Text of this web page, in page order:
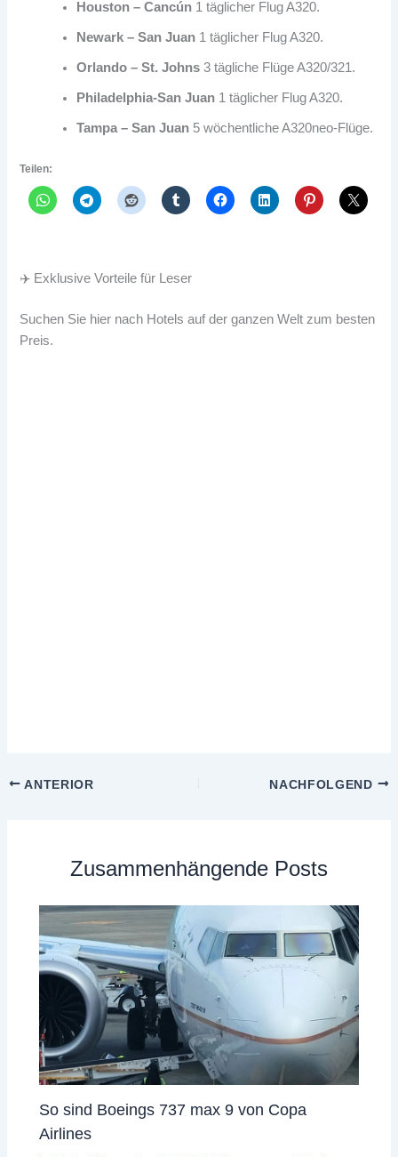
Houston – Cancún 1 täglicher Flug A320.
Newark – San Juan 1 täglicher Flug A320.
Orlando – St. Johns3 tägliche Flüge A320/321.
Philadelphia-San Juan 1 täglicher Flug A320.
Tampa – San Juan 5 wöchentliche A320neo-Flüge.
Teilen:
✈️ Exklusive Vorteile für Leser
Suchen Sie hier nach Hotels auf der ganzen Welt zum besten
Preis.
ANTERIOR NACHFOLGEND
Zusammenhängende Posts
So sind Boeings 737 max 9 von Copa
Airlines